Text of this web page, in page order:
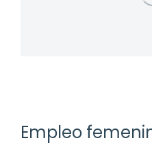
Empleo